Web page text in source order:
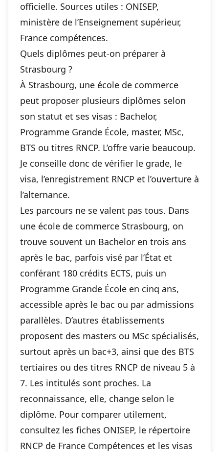
officielle. Sources utiles : ONISEP,
ministère de l’Enseignement supérieur,
France compétences.
Quels diplômes peut-on préparer à
Strasbourg ?
À Strasbourg, une école de commerce
peut proposer plusieurs diplômes selon
son statut et ses visas : Bachelor,
Programme Grande École, master, MSc,
BTS ou titres RNCP. L’offre varie beaucoup.
Je conseille donc de vérifier le grade, le
visa, l’enregistrement RNCP et l’ouverture à
l’alternance.
Les parcours ne se valent pas tous. Dans
une école de commerce Strasbourg, on
trouve souvent un Bachelor en trois ans
après le bac, parfois visé par l’État et
conférant 180 crédits ECTS, puis un
Programme Grande École en cinq ans,
accessible après le bac ou par admissions
parallèles. D’autres établissements
proposent des masters ou MSc spécialisés,
surtout après un bac+3, ainsi que des BTS
tertiaires ou des titres RNCP de niveau 5 à
7. Les intitulés sont proches. La
reconnaissance, elle, change selon le
diplôme. Pour comparer utilement,
consultez les fiches ONISEP, le répertoire
RNCP de France Compétences et les visas